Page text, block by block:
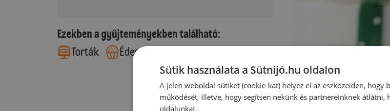
Ezekben a gyűjteményekben található:
Torták
Édes sütemények
Sütik használata a Sütnijó.hu oldalon
A jelen weboldal sütiket (cookie-kat) helyez el az eszközeiden, hogy
működését, illetve, hogy segítsen nekünk és partnereinknek átlátni,
oldalunkat.